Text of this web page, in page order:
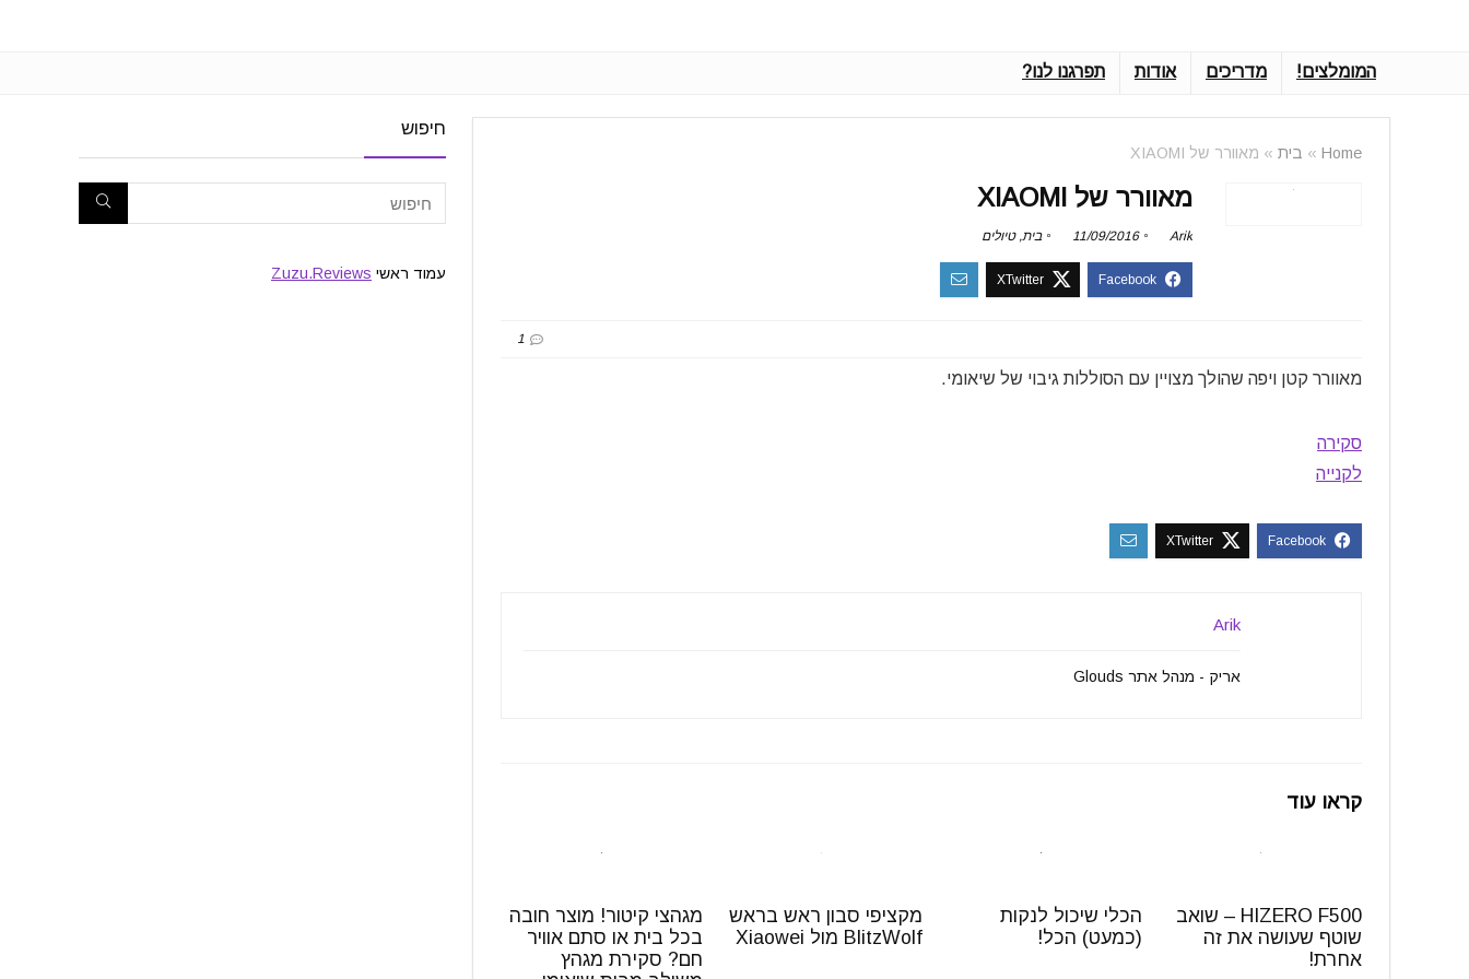
המומלצים! מדריכים אודות תפרגנו לנו?
Home
» בית » מאוורר של XIAOMI
מאוורר של XIAOMI
Arik
11/09/2016 בית,טיולים
1
מאוורר קטן ויפה שהולך מצויין עם הסוללות גיבוי של שיאומי.
סקירה
לקנייה
Arik
אריק - מנהל אתר Glouds
קראו עוד
HIZERO F500 – שואב
שוטף שעושה את זה
אחרת!
הכלי שיכול לנקות
(כמעט) הכל!
מקציפי סבון ראש בראש
BlitzWolf מול Xiaowei
מגהצי קיטור! מוצר חובה
בכל בית או סתם אוויר
חם? סקירת מגהץ
חיפוש
עמוד ראשי Zuzu.Reviews